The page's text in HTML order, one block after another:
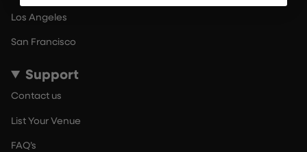
Los Angeles
San Francisco
Support
Contact us
List Your Venue
FAQ’s